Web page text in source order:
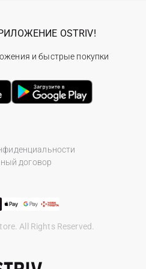
договор
All Rights Reserved.
OSTRIV!
и быстрые покупки